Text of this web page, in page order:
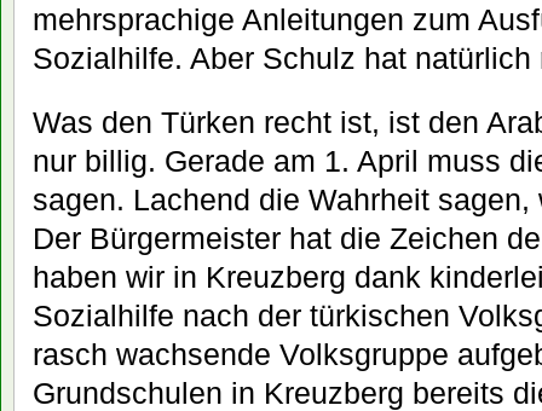
mehrsprachige Anleitungen zum
Sozialhilfe. Aber Schulz hat natürlich
Was den Türken recht ist, ist den
nur billig. Gerade am 1. April muss
sagen. Lachend die Wahrheit
Der Bürgermeister hat die Zeichen
haben wir in Kreuzberg dank
Sozialhilfe nach der türkischen
rasch wachsende Volksgruppe
Grundschulen in Kreuzberg bereits